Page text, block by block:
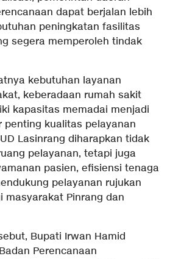
dapat berjalan lebih
peningkatan fasilitas
segera memperoleh tindak
kebutuhan layanan
keberadaan rumah sakit
kapasitas memadai menjadi
penting kualitas pelayanan
Lasinrang diharapkan tidak
pelayanan, tetapi juga
pasien, efisiensi tenaga
pelayanan rujukan
masyarakat Pinrang dan
Bupati Irwan Hamid
Perencanaan